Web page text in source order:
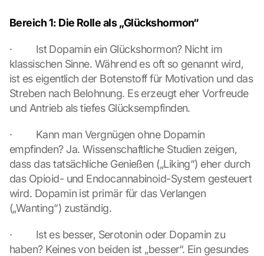
Bereich 1: Die Rolle als „Glückshormon“
·         Ist Dopamin ein Glückshormon? Nicht im
klassischen Sinne. Während es oft so genannt wird,
ist es eigentlich der Botenstoff für Motivation und das
Streben nach Belohnung. Es erzeugt eher Vorfreude
und Antrieb als tiefes Glücksempfinden.
·         Kann man Vergnügen ohne Dopamin
empfinden? Ja. Wissenschaftliche Studien zeigen,
dass das tatsächliche Genießen („Liking“) eher durch
das Opioid- und Endocannabinoid-System gesteuert
wird. Dopamin ist primär für das Verlangen
(„Wanting“) zuständig.
·         Ist es besser, Serotonin oder Dopamin zu
haben? Keines von beiden ist „besser“. Ein gesundes
e
e
m
L
a
e
d
e
r
G
o
g
e
M